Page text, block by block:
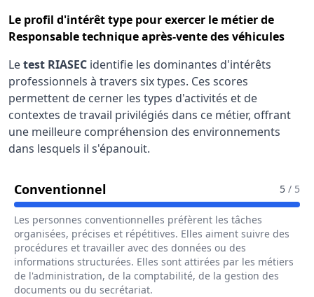
Le profil d'intérêt type pour exercer le métier de
Responsable technique après-vente des véhicules
Letest RIASEC identifie les dominantes d'intérêts
professionnels à travers six types. Ces scores
permettent de cerner les types d'activités et de
contextes de travail privilégiés dans ce métier, offrant
une meilleure compréhension des environnements
dans lesquels il s'épanouit.
ConventionnelPour Le Métier De Responsable
5 / 5
Les personnes conventionnelles préfèrent les tâches
organisées, précises et répétitives. Elles aiment suivre des
procédures et travailler avec des données ou des
informations structurées. Elles sont attirées par les métiers
de l'administration, de la comptabilité, de la gestion des
documents ou du secrétariat.